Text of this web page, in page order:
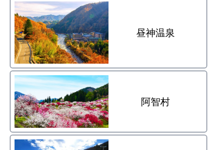
昼神温泉
阿智村